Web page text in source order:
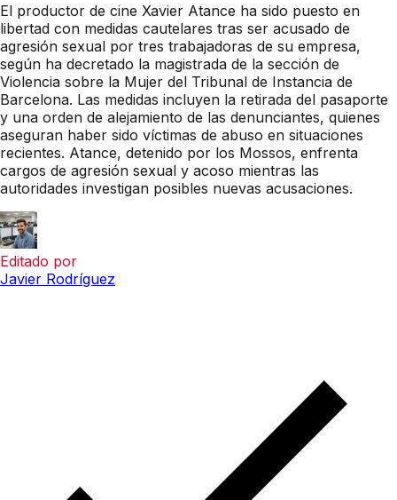
El productor de cine Xavier Atance ha sido puesto en
libertad con medidas cautelares tras ser acusado de
agresión sexual por tres trabajadoras de su empresa,
según ha decretado la magistrada de la sección de
Violencia sobre la Mujer del Tribunal de Instancia de
Barcelona. Las medidas incluyen la retirada del pasaporte
y una orden de alejamiento de las denunciantes, quienes
aseguran haber sido víctimas de abuso en situaciones
recientes. Atance, detenido por los Mossos, enfrenta
cargos de agresión sexual y acoso mientras las
autoridades investigan posibles nuevas acusaciones.
Editado por
Javier Rodríguez